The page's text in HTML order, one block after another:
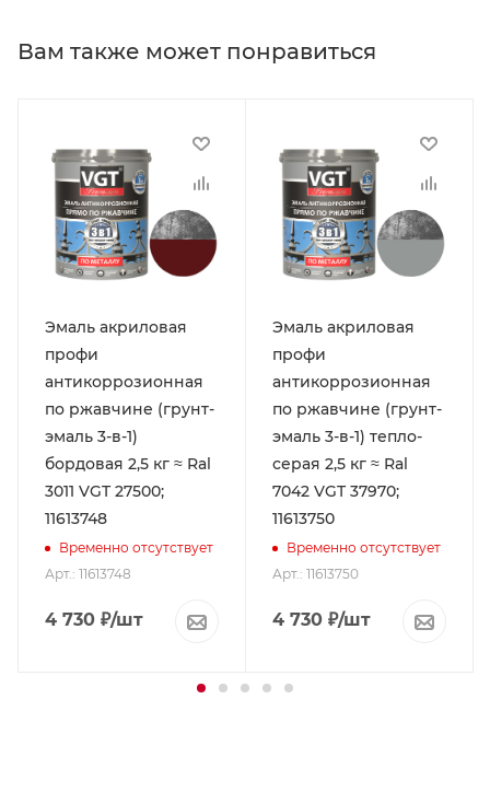
Вам также может понравиться
Эмаль акриловая
профи
антикоррозионная
по ржавчине (грунт-
эмаль 3-в-1)
бордовая 2,5 кг ≈ Ral
3011 VGT 27500;
11613748
Временно отсутствует
Арт.: 11613748
4 730 ₽/шт
Эмаль акриловая
профи
антикоррозионная
по ржавчине (грунт-
эмаль 3-в-1) тепло-
серая 2,5 кг ≈ Ral
7042 VGT 37970;
11613750
Временно отсутствует
Арт.: 11613750
4 730 ₽/шт